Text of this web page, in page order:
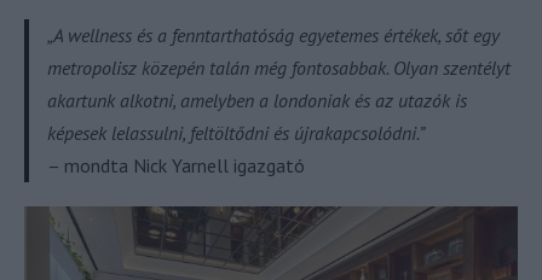
„A wellness és a fenntarthatóság egyetemes értékek, sőt egy
metropolisz közepén talán még fontosabbak. Olyan szentélyt
akartunk alkotni, amelyben a londoniak és az utazók is
képesek lelassulni, feltöltődni és újrakapcsolódni.”
– mondta Nick Yarnell igazgató